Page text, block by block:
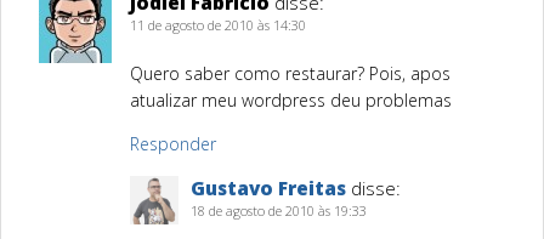
11 de agosto de 2010 às 14:30
Quero saber como restaurar? Pois, apos
atualizar meu wordpress deu problemas
Responder
Gustavo Freitas disse:
18 de agosto de 2010 às 19:33